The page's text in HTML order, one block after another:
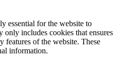
essential for the website to
includes cookies that ensures
features of the website. These
information.